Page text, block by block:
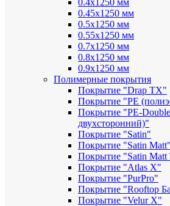
0.4х1250 мм
0.45х1250 мм
0.5х1250 мм
0.55х1250 мм
0.7х1250 мм
0.8х1250 мм
0.9х1250 мм
Полимерные покрытия
Покрытие "Drap TX"
Покрытие "PE
Покрытие "PE-
двухсторонний)"
Покрытие "Satin"
Покрытие "Satin Мatt"
Покрытие "Satin
Покрытие "Atlas X"
Покрытие "PurPro"
Покрытие "Rooftop
Покрытие "Velur X"